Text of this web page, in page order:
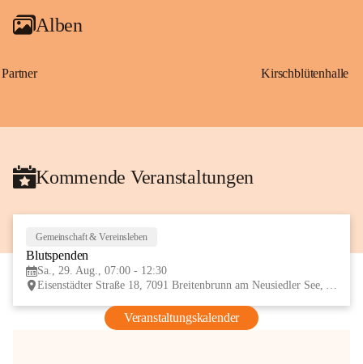
Alben
Partner Kirschblütenhalle
Kommende Veranstaltungen
Gemeinschaft & Vereinsleben
Blutspenden
Sa., 29. Aug., 07:00 - 12:30
Eisenstädter Straße 18, 7091 Breitenbrunn am Neusiedler See, AUT
Veranstaltungskalender